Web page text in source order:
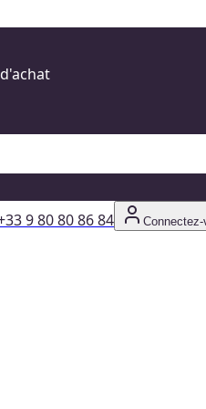
9 80 80 86 84 Connectez-